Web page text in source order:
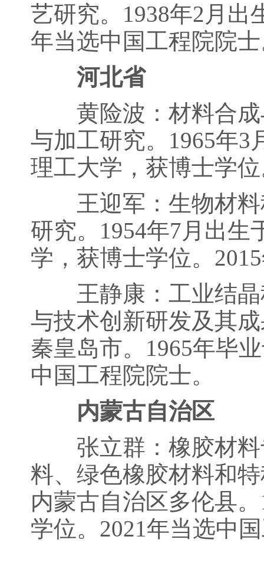
艺研究。1938年2月出
年当选中国工程院院
河北省
黄险波：材料合成
与加工研究。1965年3
理工大学，获博士学
王迎军：生物材料
研究。1954年7月出生
学，获博士学位。
王静康：工业结晶
与技术创新研发及其
秦皇岛市。1965年毕
中国工程院院士。
内蒙古自治区
张立群：橡胶材料
料、绿色橡胶材料和
内蒙古自治区多伦县
学位。2021年当选中